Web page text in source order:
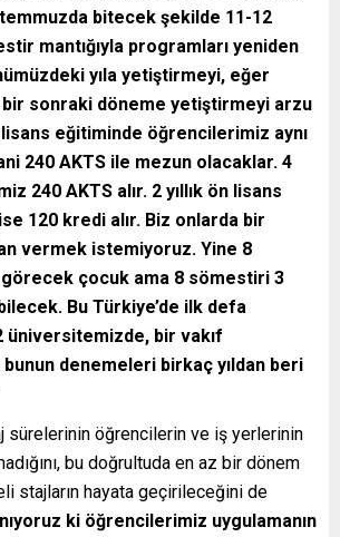
temmuzda bitecek şekilde 11-12
mantığıyla programları yeniden
yıla yetiştirmeyi, eğer
sonraki döneme yetiştirmeyi arzu
lisans eğitiminde öğrencilerimiz aynı
240 AKTS ile mezun olacaklar. 4
240 AKTS alır. 2 yıllık ön lisans
120 kredi alır. Biz onlarda bir
vermek istemiyoruz. Yine 8
çocuk ama 8 sömestiri 3
Bu Türkiye’de ilk defa
üniversitemizde, bir vakıf
denemeleri birkaç yıldan beri
sürelerinin öğrencilerin ve iş yerlerinin
bu doğrultuda en az bir dönem
stajların hayata geçirileceğini de
ki öğrencilerimiz uygulamanın